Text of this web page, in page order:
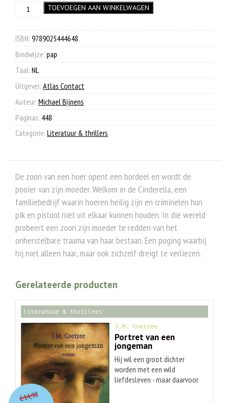
was:
€ 20,99.
is:
€ 7,90.
Cinderella
TOEVOEGEN AAN WINKELWAGEN
ISBN: 9789025444648.
Bindwijze: pap
Taal: NL
Uitgever: Atlas Contact
Auteur: Michael Bijnens
Paginas: 448
Categorie: Literatuur & thrillers.
De zoon van een hoer opent een bordeel en wordt de
pooier van zijn moeder. Welkom in de Cinderella, een
familiebedrijf waarin hoeren heilig zijn en criminelen hun
pik en pistool niet uit elkaar kunnen houden. In die wereld
probeert een zoon zijn moeder te redden van het
onherstelbare trauma van haar bestaan. Een poging waarbij
hij niet alleen haar, maar ook zichzelf dreigt te verliezen.
Gerelateerde producten
literatuur & thrillers
J.M. Coetzee
Portret van een
jongeman
Hij wil een groot dichter
worden met een wild
liefdesleven - maar daarvoor
€14,90O
orspr
onkelijke
Huidige